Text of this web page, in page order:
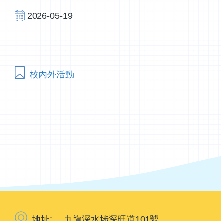
2026-05-19
校內外活動